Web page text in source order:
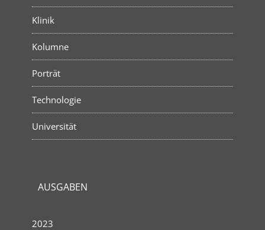
Klinik
Kolumne
Porträt
Technologie
Universität
AUSGABEN
2023